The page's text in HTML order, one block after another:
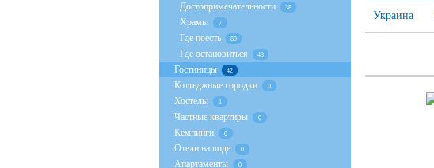
Украина
Достопримечательности 38
Храмы 7
Где поесть 89
Где остановиться 43
Гостиницы 42
Коттеджные городки 0
Хостелы 1
Частные квартиры 0
Кемпинги 0
Отели на воде 0
Апартаменты 0